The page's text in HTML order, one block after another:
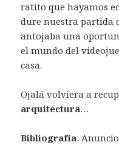
ratito que hayamos
dure nuestra partida
antojaba una
el mundo del
casa.
Ojalá volviera a
arquitectura…
Bibliografía: